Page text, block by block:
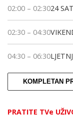
02:00 – 02:3024
02:30 – 04:30
04:30 – 06:30
KOMPLETAN
PRATITE TVe